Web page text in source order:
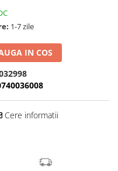
1-7 zile
IN COS
Cere informatii